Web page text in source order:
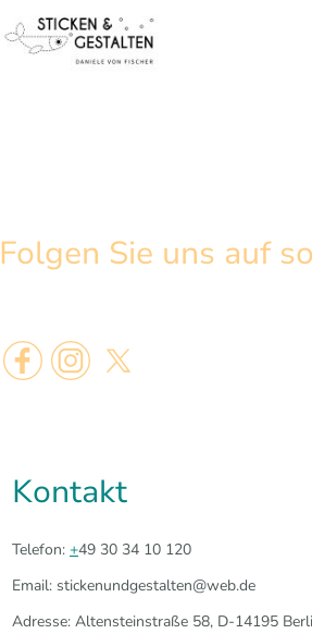
Folgen Sie uns auf
Kontakt
Telefon: +49 30 34 10 120
Email: stickenundgestalten@web.de
Adresse: Altensteinstraße 58, D-14195